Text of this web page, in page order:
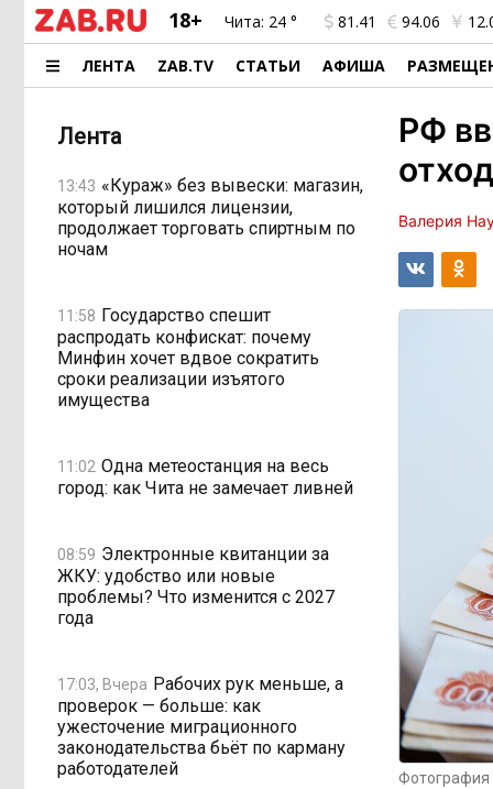
18+ Чита: 24 ° 81.41 94.06
ЛЕНТА ZAB.TV СТАТЬИ АФИША
Лента
13:43 «Кураж» без вывески: магазин,
который лишился лицензии,
продолжает торговать спиртным по
ночам
11:58 Государство спешит
распродать конфискат: почему
Минфин хочет вдвое сократить
сроки реализации изъятого
имущества
11:02 Одна метеостанция на весь
город: как Чита не замечает ливней
08:59 Электронные квитанции за
ЖКУ: удобство или новые
проблемы? Что изменится с 2027
года
17:03, Вчера Рабочих рук меньше, а
проверок — больше: как
ужесточение миграционного
законодательства бьёт по карману
работодателей
РФ
Валерия
Фотография